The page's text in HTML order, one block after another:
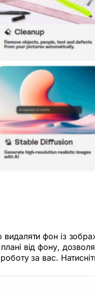
фон із
від фону,
за вас.